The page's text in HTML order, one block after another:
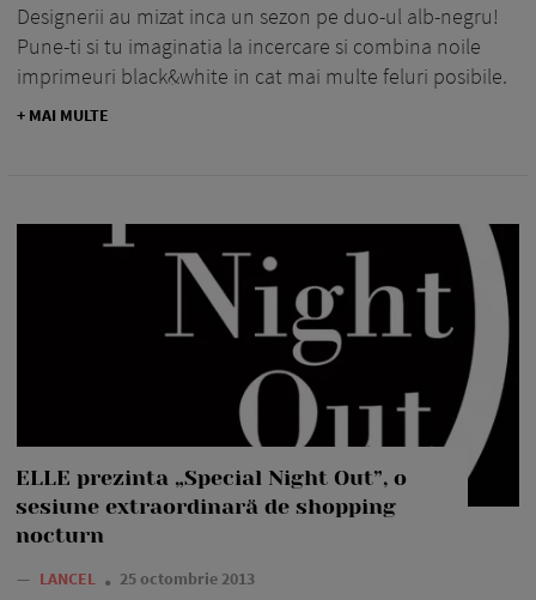
Designerii au mizat inca un sezon pe duo-ul alb-negru!
Pune-ti si tu imaginatia la incercare si combina noile
imprimeuri black&white in cat mai multe feluri posibile.
+ MAI MULTE
ELLE prezinta „Special Night Out”, o
sesiune extraordinară de shopping
nocturn
— LANCEL 25 octombrie 2013